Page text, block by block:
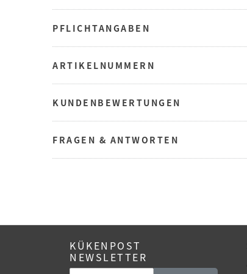
PFLICHTANGABEN
ARTIKELNUMMERN
KUNDENBEWERTUNGEN
FRAGEN & ANTWORTEN
KÜKENPOST
NEWSLETTER